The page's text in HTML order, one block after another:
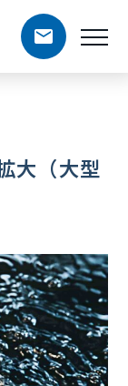
大（大型